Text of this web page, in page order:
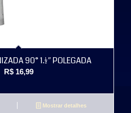
90° 1.1/2″ POLEGADA
R$ 16,99
Mostrar detalhes